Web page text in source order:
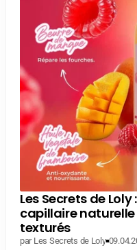
Les Secrets de
capillaire
texturés
par Les Secrets de Loly